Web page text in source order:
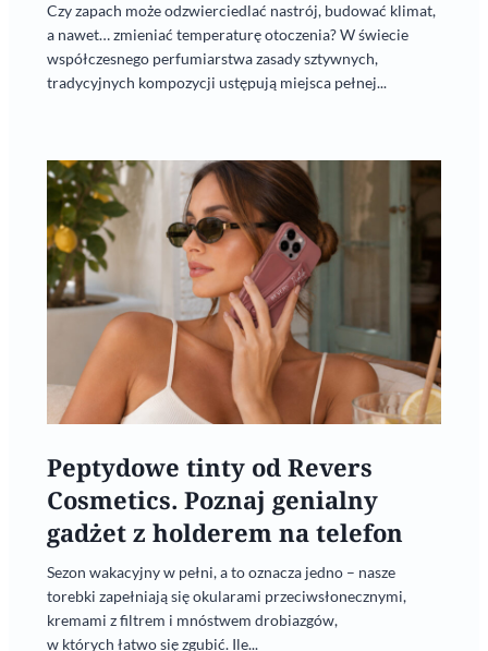
Czy zapach może odzwierciedlać nastrój, budować klimat,
a nawet… zmieniać temperaturę otoczenia? W świecie
współczesnego perfumiarstwa zasady sztywnych,
tradycyjnych kompozycji ustępują miejsca pełnej...
Peptydowe tinty od Revers
Cosmetics. Poznaj genialny
gadżet z holderem na telefon
Sezon wakacyjny w pełni, a to oznacza jedno – nasze
torebki zapełniają się okularami przeciwsłonecznymi,
kremami z filtrem i mnóstwem drobiazgów,
w których łatwo się zgubić. Ile...